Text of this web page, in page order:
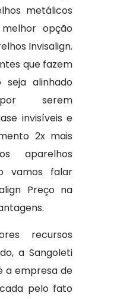
metálicos
opção
Invisalign.
que fazem
alinhado
por serem
invisíveis e
2x mais
aparelhos
vamos falar
Preço na
recursos
a Sangoleti
a empresa de
pelo fato